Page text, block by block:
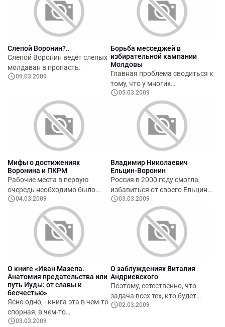
Слепой Воронин?..
Слепой Воронин ведёт слепых
молдаван в пропасть.
09.03.2009
Борьба месседжей в
избирательной кампании
Молдовы
Главная проблема сводиться к
тому, что у многих
оппозиционных партий нет
четкого и кредибильного
месседжа, который бы смог
вызвать доверие у
большинства населения, нет
способности использовать
05.03.2009
Мифы о достижениях
Воронина и ПКРМ
Рабочие места в первую
очередь необходимо было
создавать в реальном секторе
экономики, а не в
министерствах. Министерства
создавать рабочие места
могут, лишь раздувая
собственные штаты, то есть,
04.03.2009
Владимир Николаевич
Ельцин-Воронин
Россия в 2000 году смогла
избавиться от своего Ельцина.
Там президентом стал
молодой, энергичный и
ответственный премьер-
министр Владимир Путин.
Олигархи были отдалены от
политики. Собственность
03.03.2009
О книге «Иван Мазепа.
Анатомия предательства или
путь Иуды: от славы к
бесчестью»
Ясно одно, - книга эта в чем-то
спорная, в чем-то
убедительная, но несомненно
03.03.2009
О заблуждениях Виталия
Андриевского
Поэтому, естественно, что
задача всех тех, кто будет
участвовать в голосовании в
02.03.2009